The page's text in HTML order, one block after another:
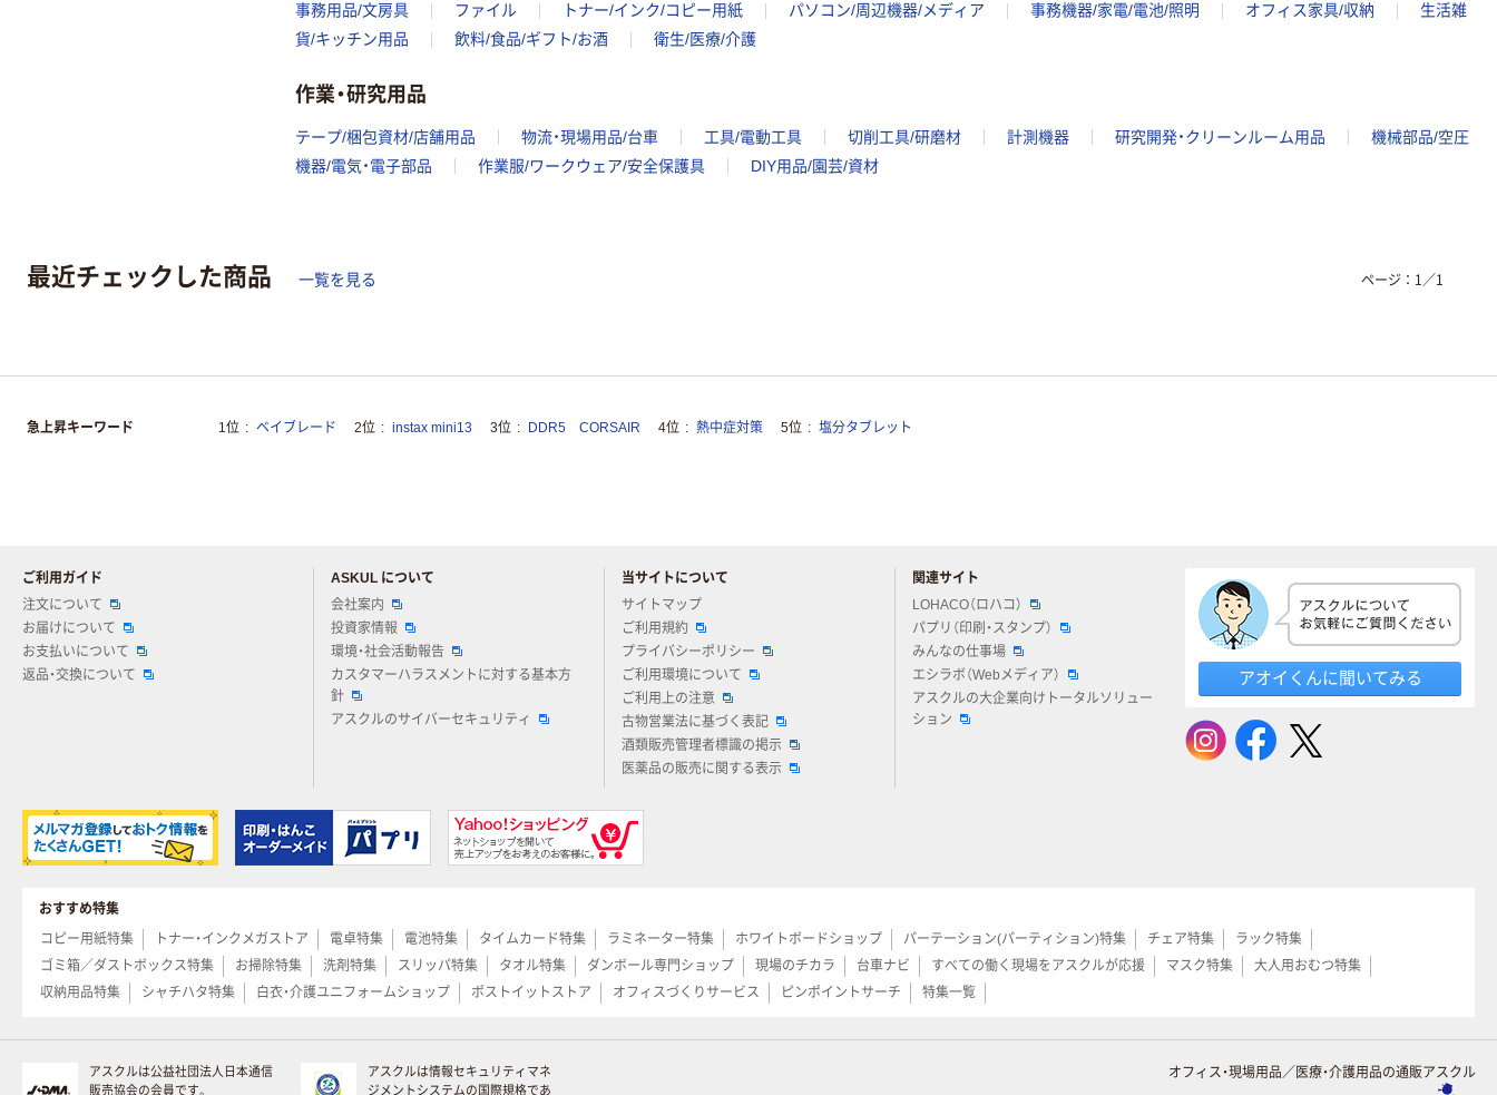
事務用品/文房具 ファイル トナー/インク/コピー用紙 パソコン/周辺機器/メディア 事務機器/家電/電池/照明 オフィス家具/収納
生活雑
貨/キッチン用品
飲料/食品/ギフト/お酒 衛生/医療/介護
作業・研究用品
テープ/梱包資材/店舗用品 物流・現場用品/台車 工具/電動工具 切削工具/研磨材 計測機器 研究開発・クリーンルーム用品
機械部品/空圧
機器/電気・電子部品
作業服/ワークウェア/安全保護具 DIY用品/園芸/資材
最近チェックした商品 一覧を見る ページ： 1 ／1
急上昇キーワード 1位 ベイブレード 2位 instax mini13 3位 DDR5 CORSAIR 4位 熱中症対策 5位 塩分タブレット
ご利用ガイド
注文について
お届けについて
お支払いについて
返品・交換について
ASKUL について
会社案内
投資家情報
環境・社会活動報告
カスタマーハラスメントに対する基本方
針
アスクルのサイバーセキュリティ
当サイトについて
サイトマップ
ご利用規約
プライバシーポリシー
ご利用環境について
ご利用上の注意
古物営業法に基づく表記
酒類販売管理者標識の掲示
医薬品の販売に関する表示
関連サイト
LOHACO（ロハコ）
パプリ（印刷・スタンプ）
みんなの仕事場
エシラボ（Webメディア）
アスクルの大企業向けトータルソリュー
ション
アオイくんに聞いてみる
おすすめ特集
コピー用紙特集
トナー・インクメガストア 電卓特集 電池特集 タイムカード特集 ラミネーター特集 ホワイトボードショップ パーテーション(パーティション)特集 チェア特集
ラック特集
ゴミ箱／ダストボックス特集
お掃除特集 洗剤特集 スリッパ特集 タオル特集 ダンボール専門ショップ 現場のチカラ 台車ナビ すべての働く現場をアスクルが応援 マスク特集
大人用おむつ特集
収納用品特集
シャチハタ特集 白衣・介護ユニフォームショップ ポストイットストア オフィスづくりサービス ピンポイントサーチ 特集一覧
アスクルは公益社団法人日本通信
販売協会の会員です。
アスクルは情報セキュリティマネ
ジメントシステムの国際規格であ
オフィス・現場用品／医療・介護用品の通販アスクル